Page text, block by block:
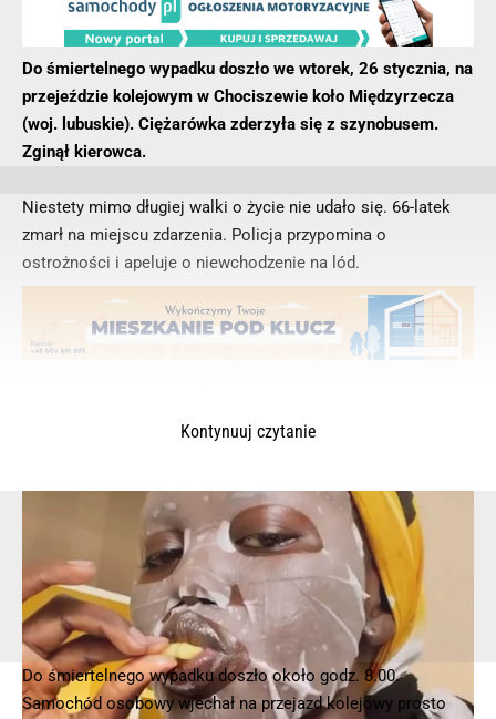
Niestety mimo długiej walki o życie nie udało się. 66-latek
zmarł na miejscu zdarzenia. Policja przypomina o
ostrożności i apeluje o niewchodzenie na lód.
Do śmiertelnego wypadku doszło we wtorek, 26 stycznia, na
przejeździe kolejowym w Chociszewie koło Międzyrzecza
(woj. lubuskie). Ciężarówka zderzyła się z szynobusem.
Zginął kierowca.
Do śmiertelnego wypadku doszło około godz. 8.00.
Samochód osobowy wjechał na przejazd kolejowy prosto
Kontynuuj czytanie
© 2025 – Wielkopolska 112, Wszelkie prawa zastrzeżone |hvln.pl